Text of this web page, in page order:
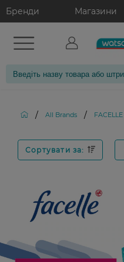
Бренди Магазини
/ All Brands / FACELLE
Сортувати за: